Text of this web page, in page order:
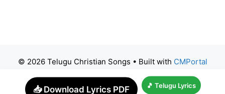
© 2026 Telugu Christian Songs • Built with CMPortal
📥 Download Lyrics PDF 🎵 Telugu Lyrics